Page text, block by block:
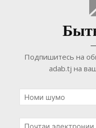
Подпишитесь на
adab.tj на